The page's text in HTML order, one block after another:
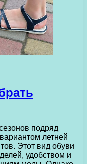
подряд
летней
Этот вид обуви
удобством и